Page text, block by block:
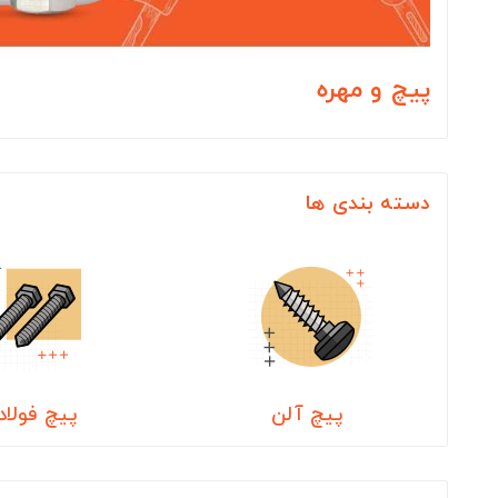
پیچ و مهره
دسته بندی ها
پیچ آلن پیچ